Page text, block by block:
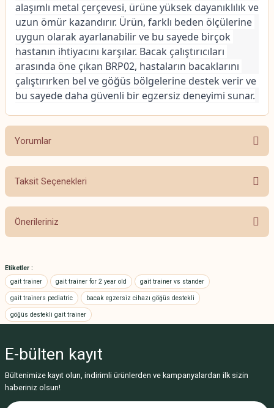
alaşımlı metal çerçevesi, ürüne yüksek dayanıklılık ve
uzun ömür kazandırır. Ürün, farklı beden ölçülerine
uygun olarak ayarlanabilir ve bu sayede birçok
hastanın ihtiyacını karşılar. Bacak çalıştırıcıları
arasında öne çıkan BRP02, hastaların bacaklarını
çalıştırırken bel ve göğüs bölgelerine destek verir ve
bu sayede daha güvenli bir egzersiz deneyimi sunar.
Yorumlar
Bu ürüne ilk yorumu siz yapın!
Taksit Seçenekleri
Önerileriniz
yetersiz gördüğünüz noktaları öneri formunu kullanarak tarafımıza
iletebilirsiniz.
Görüş ve önerileriniz için teşekkür ederiz.
Ürün resmi kalitesiz, bozuk veya görüntülenemiyor.
Ürün bilgilerinde hatalar bulunuyor.
Ürün fiyatı diğer sitelerden daha pahalı.
Bu ürüne benzer farklı alternatifler olmalı.
Etiketler :
gait trainer
gait trainer for 2 year old gait trainer vs stander
gait trainers pediatric bacak egzersiz cihazı göğüs destekli
göğüs destekli gait trainer
E-bülten kayıt
Bültenimize kayıt olun, indirimli ürünlerden ve kampanyalardan ilk sizin
haberiniz olsun!